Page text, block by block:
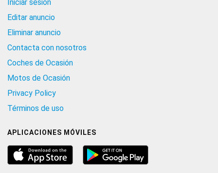
Iniciar sesión
Editar anuncio
Eliminar anuncio
Contacta con nosotros
Coches de Ocasión
Motos de Ocasión
Privacy Policy
Términos de uso
APLICACIONES MÓVILES